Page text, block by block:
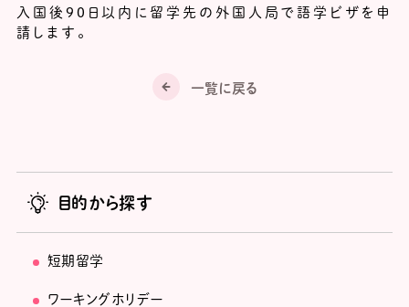
入国後90日以内に留学先の外国人局で語学ビザを申
請します。
一覧に戻る
目的から探す
短期留学
ワーキングホリデー